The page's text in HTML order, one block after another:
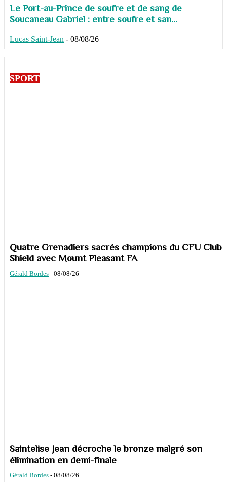
Le Port-au-Prince de soufre et de sang de
Soucaneau Gabriel : entre soufre et san...
Lucas Saint-Jean - 08/08/26
SPORT
Quatre Grenadiers sacrés champions du CFU Club
Shield avec Mount Pleasant FA
Gérald Bordes - 08/08/26
Saintelise Jean décroche le bronze malgré son
élimination en demi-finale
Gérald Bordes - 08/08/26